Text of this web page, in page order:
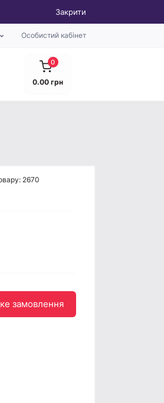
Закрити
Особистий кабінет
0
0.00 грн
2670
замовлення